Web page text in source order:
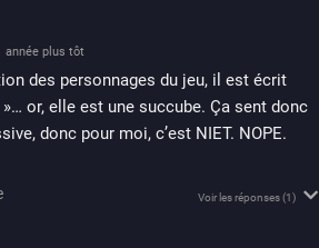
année plus tôt
des personnages du jeu, il est écrit
or, elle est une succube. Ça sent donc
donc pour moi, c’est NIET. NOPE.
Voir les réponses(1)